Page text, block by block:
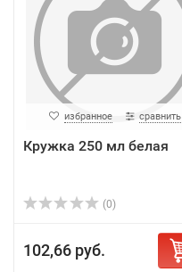
избранное сравнить
Кружка 250 мл белая
(0)
102,66 руб.